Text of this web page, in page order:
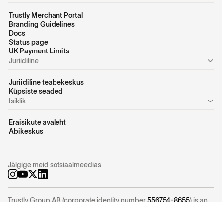
Trustly Merchant Portal
Branding Guidelines
Docs
Status page
UK Payment Limits
Juriidiline
Juriidiline teabekeskus
Küpsiste seaded
Isiklik
Eraisikute avaleht
Abikeskus
Jälgige meid sotsiaalmeedias
Trustly Group AB (corporate identity number556754-8655) is an